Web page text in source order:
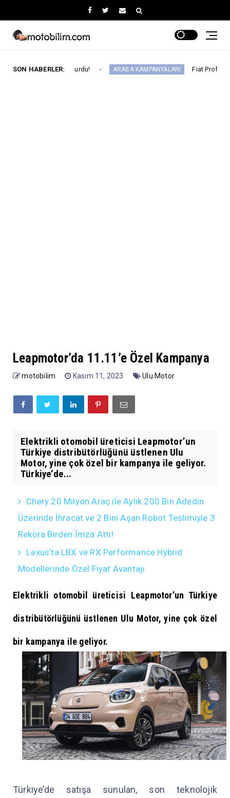
SON HABERLER:
Duyurdu! ARABA KAMPANYALARI Fiat Professional’dan 1 Milyon
Leapmotor’da 11.11’e Özel Kampanya
motobilim Kasım 11, 2023 Ulu Motor
Elektrikli otomobil üreticisi Leapmotor’un
Türkiye distribütörlüğünü üstlenen Ulu
Motor, yine çok özel bir kampanya ile geliyor.
Türkiye’de...
Chery 20 Milyon Araç ile Aylık 200 Bin Adedin
Üzerinde İhracat ve 2 Bini Aşan Robot Teslimiyle 3
Rekora Birden İmza Attı!
Lexus’ta LBX ve RX Performance Hybrid
Modellerinde Özel Fiyat Avantajı
Elektrikli otomobil üreticisi Leapmotor’un Türkiye
distribütörlüğünü üstlenen Ulu Motor, yine çok özel
bir kampanya ile geliyor.
Türkiye’de satışa sunulan, son teknolojik